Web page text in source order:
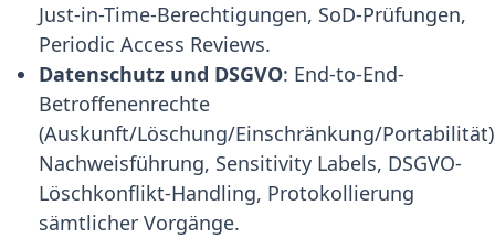
Just-in-Time-Berechtigungen, SoD-Prüfungen,
Periodic Access Reviews.
Datenschutz und DSGVO: End-to-End-
Betroffenenrechte
(Auskunft/Löschung/Einschränkung/
Nachweisführung, Sensitivity Labels, DSGVO-
Löschkonflikt-Handling, Protokollierung
sämtlicher Vorgänge.